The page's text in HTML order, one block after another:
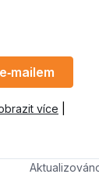
více